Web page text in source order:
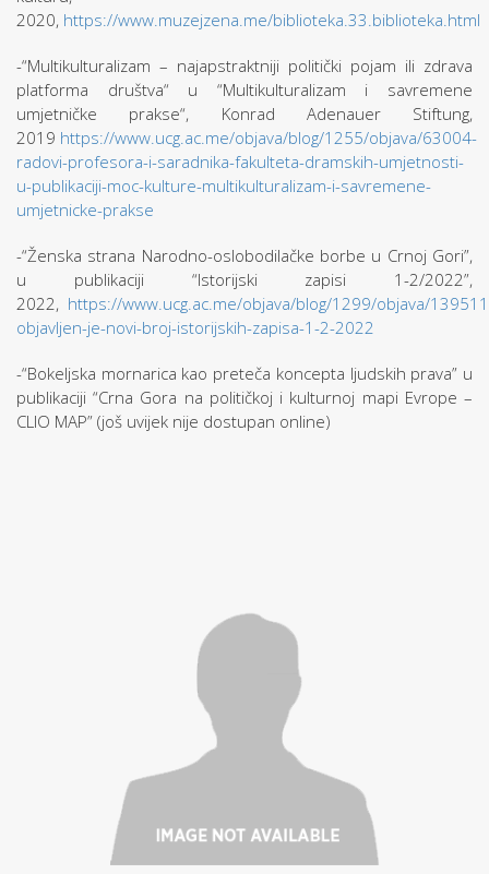
2020, https://www.muzejzena.me/biblioteka.33.biblioteka.html
-“Multikulturalizam – najapstraktniji politički pojam ili zdrava
platforma društva“ u “Multikulturalizam i savremene
umjetničke prakse“, Konrad Adenauer Stiftung,
2019 https://www.ucg.ac.me/objava/blog/1255/objava/63004-
radovi-profesora-i-saradnika-fakulteta-dramskih-umjetnosti-
u-publikaciji-moc-kulture-multikulturalizam-i-savremene-
umjetnicke-prakse
-“Ženska strana Narodno-oslobodilačke borbe u Crnoj Gori”,
u publikaciji “Istorijski zapisi 1-2/2022”,
2022, https://www.ucg.ac.me/objava/blog/1299/objava/
objavljen-je-novi-broj-istorijskih-zapisa-1-2-2022
-“Bokeljska mornarica kao preteča koncepta ljudskih prava” u
publikaciji “Crna Gora na političkoj i kulturnoj mapi Evrope –
CLIO MAP” (još uvijek nije dostupan online)